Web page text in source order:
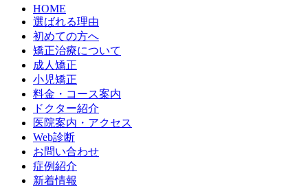
HOME
選ばれる理由
初めての方へ
矯正治療について
成人矯正
小児矯正
料金・コース案内
ドクター紹介
医院案内・アクセス
Web診断
お問い合わせ
症例紹介
新着情報